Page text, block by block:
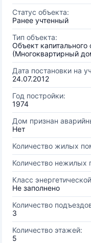
Статус объекта:
Ранее учтенный
Тип объекта:
Объект капитального
(Многоквартирный
Дата постановки на
24.07.2012
Год постройки:
1974
Дом признан
Нет
Количество жилых
Количество нежилых
Класс
Не заполнено
Количество
3
Количество этажей:
5